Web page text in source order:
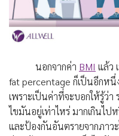
นอกจากค่า BMI แล้ว
fat percentage ก็เป็นอีกหนึ่
เพราะเป็นค่าที่จะบอกให้รู้ว่
ไขมันอยู่เท่าไหร่ มากเกินไป
และป้องกันอันตรายจากภาว